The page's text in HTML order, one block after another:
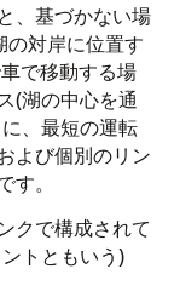
、基づかない場
対岸に位置す
で移動する場
(湖の中心を通
、最短の運転
よび個別のリン
。
クで構成されて
トともいう)